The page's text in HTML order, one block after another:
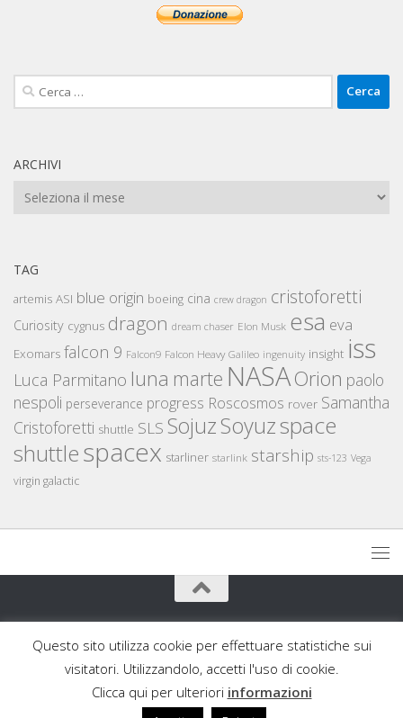
Ricerca
per:
ARCHIVI
Archivi
TAG
artemis ASI blue origin boeing cina crew dragon cristoforetti
Curiosity cygnus dragon dream chaser Elon Musk esa eva
Exomars falcon 9 Falcon9 Falcon Heavy Galileo ingenuity insight iss
Luca Parmitano luna marte NASAOrion paolo
nespoli perseverance progress Roscosmos rover Samantha
Cristoforetti shuttle SLS SojuzSoyuzspace
shuttlespacex starliner starlink starship sts-123 Vega
virgin galactic
Powered by - Progettato con ilGo Hueman Pro
Questo sito utilizza cookie per effettuare statistiche sui
visitatori. Utilizzandolo, accetti l'uso di cookie.
Clicca qui per ulteriori informazioni